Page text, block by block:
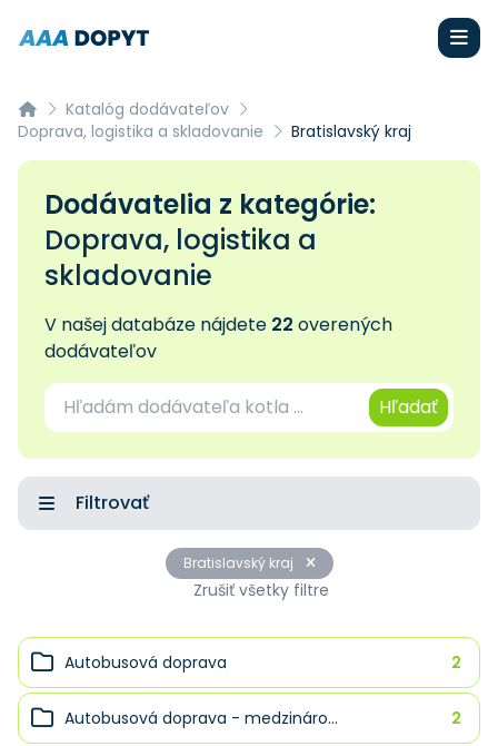
Katalóg dodávateľov
Doprava, logistika a skladovanie
Bratislavský kraj
Dodávatelia z kategórie:
Doprava, logistika a
skladovanie
V našej databáze nájdete 22 overených
dodávateľov
Hľadať
Filtrovať
Bratislavský kraj
Zrušiť všetky filtre
Autobusová doprava 2
Autobusová doprava - medzináro... 2